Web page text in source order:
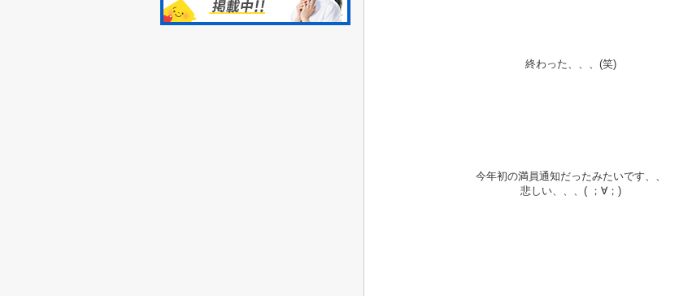
終わった、、、(笑)
今年初の満員通知だったみたいです、、
悲しい、、、( ；∀；)